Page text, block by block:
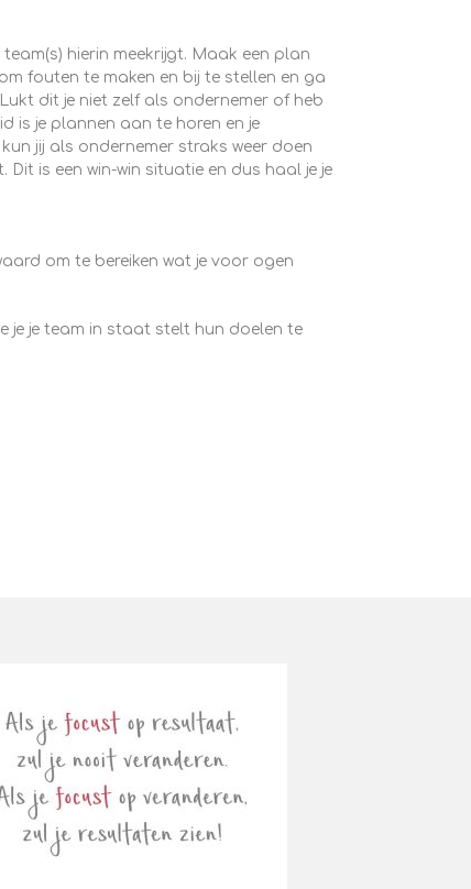
hierin meekrijgt. Maak een plan
fouten te maken en bij te stellen en ga
dit je niet zelf als ondernemer of heb
is je plannen aan te horen en je
jij als ondernemer straks weer doen
is een win-win situatie en dus haal je je
om te bereiken wat je voor ogen
je je team in staat stelt hun doelen te